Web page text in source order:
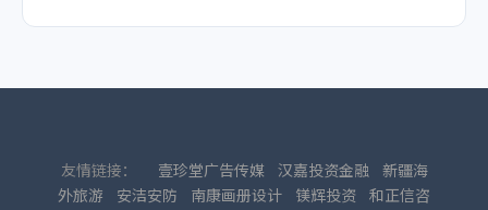
友情链接： 壹珍堂广告传媒 汉嘉投资金融
新疆海
外旅游
安洁安防 南康画册设计 镁辉投资 和正信咨